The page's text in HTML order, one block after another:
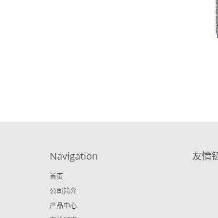
Navigation
首页
公司简介
产品中心
友情